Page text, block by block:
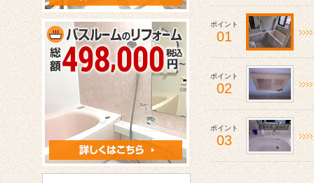
ポイント
01
ポイント
02
ポイント
03